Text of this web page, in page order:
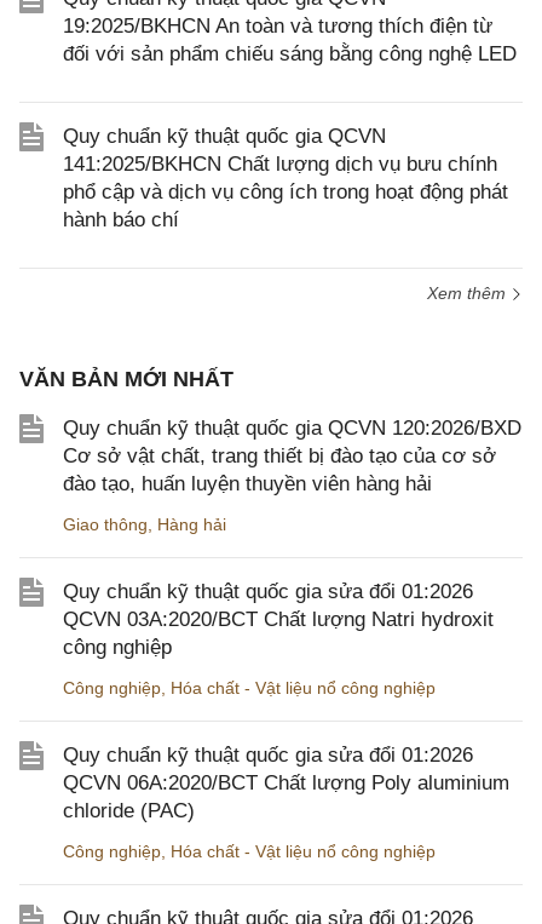
19:2025/BKHCN An toàn và tương thích điện từ
đối với sản phẩm chiếu sáng bằng công nghệ LED
Quy chuẩn kỹ thuật quốc gia QCVN
141:2025/BKHCN Chất lượng dịch vụ bưu chính
phổ cập và dịch vụ công ích trong hoạt động phát
hành báo chí
Xem thêm
VĂN BẢN MỚI NHẤT
Quy chuẩn kỹ thuật quốc gia QCVN 120:2026/BXD
Cơ sở vật chất, trang thiết bị đào tạo của cơ sở
đào tạo, huấn luyện thuyền viên hàng hải
Giao thông Hàng hải
Quy chuẩn kỹ thuật quốc gia sửa đổi 01:2026
QCVN 03A:2020/BCT Chất lượng Natri hydroxit
công nghiệp
Công nghiệp Hóa chất - Vật liệu nổ công nghiệp
Quy chuẩn kỹ thuật quốc gia sửa đổi 01:2026
QCVN 06A:2020/BCT Chất lượng Poly aluminium
chloride (PAC)
Công nghiệp Hóa chất - Vật liệu nổ công nghiệp
Quy chuẩn kỹ thuật quốc gia sửa đổi 01:2026